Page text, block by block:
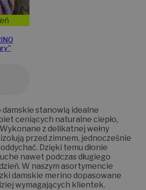
stanowią idealne
ceniących naturalne ciepło,
z delikatnej wełny
przed zimnem, jednocześnie
Dzięki temu dłonie
nawet podczas długiego
W naszym asortymencie
damskie merino dopasowane
wymagających klientek.